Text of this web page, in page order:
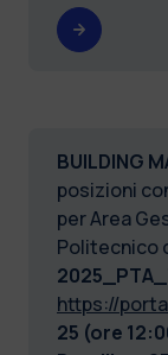
BUILDING
posizioni
per Area
Politecnico
https://
25 (ore